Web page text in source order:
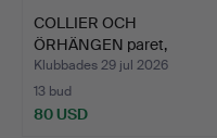
COLLIER OCH
ÖRHÄNGEN paret,
sterlingsilver…
Klubbades 29 jul 2026
13 bud
80 USD